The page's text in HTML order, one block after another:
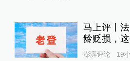
马上评丨
龄贬损，
澎湃评论 19